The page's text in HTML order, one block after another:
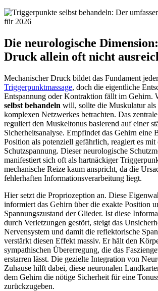
Die neurologische
Druck allein oft nicht
Mechanischer Druck bildet das Fundament jeder
Triggerpunktmassage, doch die eigentliche
Entspannung oder Kontraktion fällt im Gehirn.
selbst behandeln will, sollte die Muskulatur als
komplexen Netzwerkes betrachten. Das
reguliert den Muskeltonus basierend auf einer
Sicherheitsanalyse. Empfindet das Gehirn eine
Position als potenziell gefährlich, reagiert es mit
Schutzspannung. Dieser neurologische
manifestiert sich oft als hartnäckiger
mechanische Reize kaum anspricht, da die
fehlerhaften Informationsverarbeitung liegt.
Hier setzt die Propriozeption an. Diese
informiert das Gehirn über die exakte Position
Spannungszustand der Glieder. Ist diese
durch Verletzungen gestört, steigt das
Nervensystem und damit die reflektorische
verstärkt diesen Effekt massiv. Er hält den
sympathischen Übererregung, die das
erstarren lässt. Die gezielte Integration von
Zuhause hilft dabei, diese neuronalen
dem Gehirn die nötige Sicherheit für eine
zurückzugeben.